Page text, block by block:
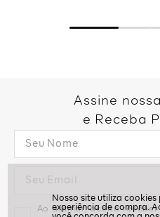
Assine
e Receba
Ao assinar, aceito